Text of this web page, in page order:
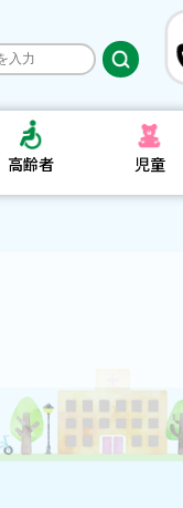
高齢者 児童